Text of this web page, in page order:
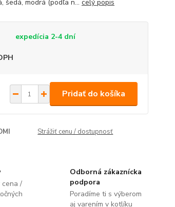
šedá, modrá (podľa n... celý popis
expedícia 2-4 dní
Pridať do košíka
Strážiť cenu / dostupnosť
cena /
Odborná zákaznícka
podpora
Poradíme ti s výberom
aj varením v kotlíku